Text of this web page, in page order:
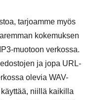
tarjoamme myös
kokemuksen
muotoon verkossa.
ja jopa URL-
olevia WAV-
niillä kaikilla